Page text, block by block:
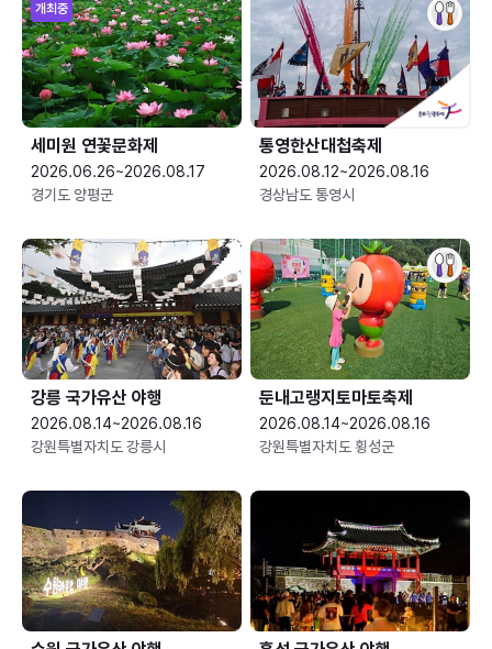
개최중
세미원 연꽃문화제
2026.06.26~2026.08.17
경기도 양평군
통영한산대첩축제
2026.08.12~2026.08.16
경상남도 통영시
강릉 국가유산 야행
2026.08.14~2026.08.16
강원특별자치도 강릉시
둔내고랭지토마토축제
2026.08.14~2026.08.16
강원특별자치도 횡성군